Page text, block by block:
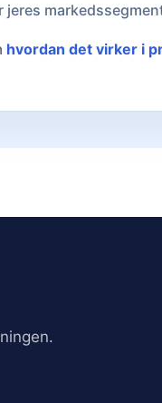
hvordan det virker i